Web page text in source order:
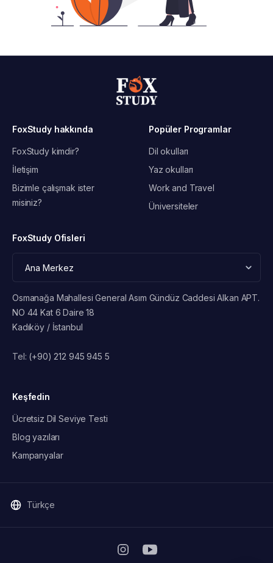
FoxStudy hakkında
FoxStudy kimdir?
İletişim
Bizimle çalışmak ister
misiniz?
Popüler Programlar
Dil okulları
Yaz okulları
Work and Travel
Üniversiteler
FoxStudy Ofisleri
Osmanağa Mahallesi General Asım Gündüz Caddesi Alkan APT.
NO 44 Kat 6 Daire 18
Kadıköy / İstanbul
Tel: (+90) 212 945 945 5
Keşfedin
Ücretsiz Dil Seviye Testi
Blog yazıları
Kampanyalar
Türkçe